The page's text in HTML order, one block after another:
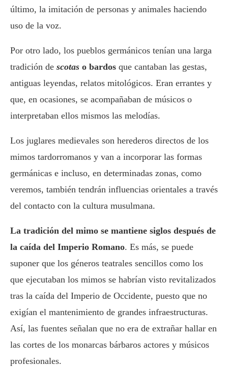
último, la imitación de personas y animales haciendo
uso de la voz.
Por otro lado, los pueblos germánicos tenían una larga
tradición de scotas o bardos que cantaban las gestas,
antiguas leyendas, relatos mitológicos. Eran errantes y
que, en ocasiones, se acompañaban de músicos o
interpretaban ellos mismos las melodías.
Los juglares medievales son herederos directos de los
mimos tardorromanos y van a incorporar las formas
germánicas e incluso, en determinadas zonas, como
veremos, también tendrán influencias orientales a través
del contacto con la cultura musulmana.
La tradición del mimo se mantiene siglos después de
la caída del Imperio Romano. Es más, se puede
suponer que los géneros teatrales sencillos como los
que ejecutaban los mimos se habrían visto revitalizados
tras la caída del Imperio de Occidente, puesto que no
exigían el mantenimiento de grandes infraestructuras.
Así, las fuentes señalan que no era de extrañar hallar en
las cortes de los monarcas bárbaros actores y músicos
profesionales.